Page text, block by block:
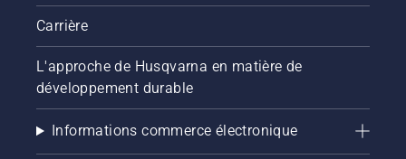
Carrière
L'approche de Husqvarna en matière de
développement durable
Informations commerce électronique